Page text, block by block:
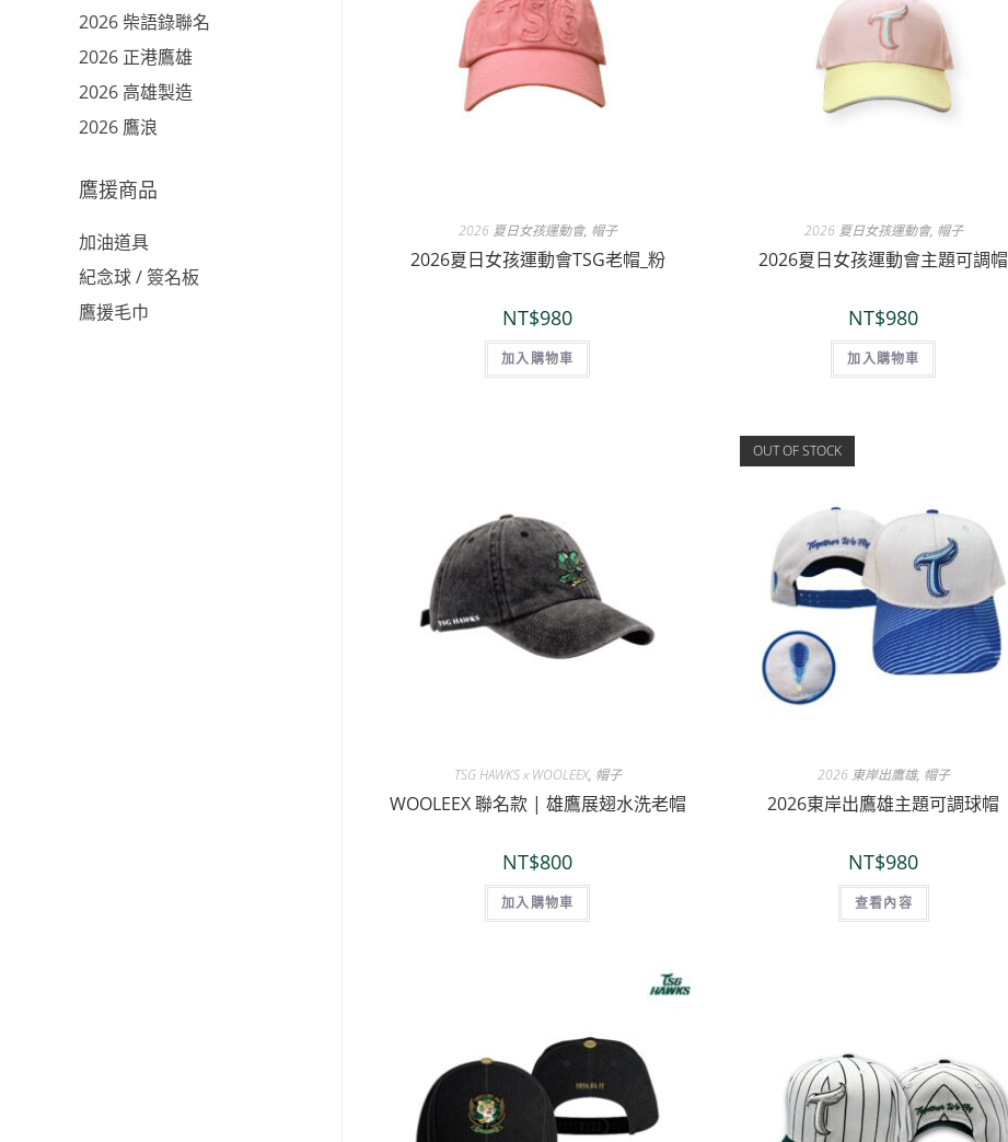
2026 夏日女孩運動會, 帽子
2026夏日女孩運動會TSG老帽_粉
NT$980
加入購物車
2026 夏日女孩運動會, 帽子
2026夏日女孩運動會主題可調帽
NT$980
加入購物車
TSG HAWKS x WOOLEEX, 帽子
WOOLEEX 聯名款 | 雄鷹展翅水洗老帽
NT$800
加入購物車
OUT OF STOCK
2026 東岸出鷹雄, 帽子
2026東岸出鷹雄主題可調球帽
NT$980
查看內容
2026 柴語錄聯名
2026 正港鷹雄
2026 高雄製造
2026 鷹浪
鷹援商品
加油道具
紀念球 / 簽名板
鷹援毛巾